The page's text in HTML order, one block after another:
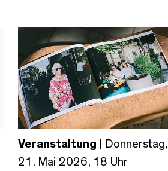
Veranstaltung | Donnerstag,
21. Mai 2026, 18 Uhr